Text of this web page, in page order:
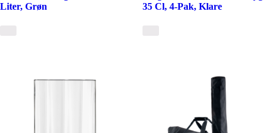
Liter, Grøn
35 Cl, 4-Pak, Klare